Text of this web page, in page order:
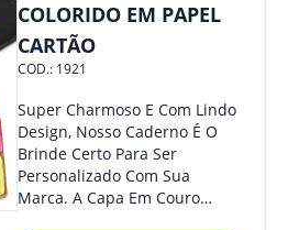
COLORIDO EM PAPEL
CARTÃO
COD.: 1921
Super Charmoso E Com Lindo
Design, Nosso Caderno É O
Brinde Certo Para Ser
Personalizado Com Sua
Marca. A Capa Em Couro